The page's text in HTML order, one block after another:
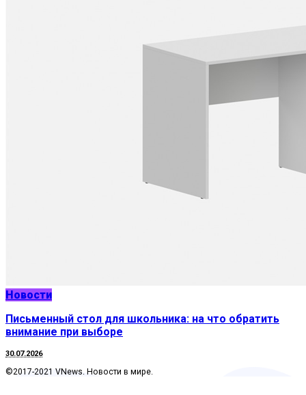
Новости
Письменный стол для школьника: на что обратить
внимание при выборе
30.07.2026
©2017-2021 VNews. Новости в мире.